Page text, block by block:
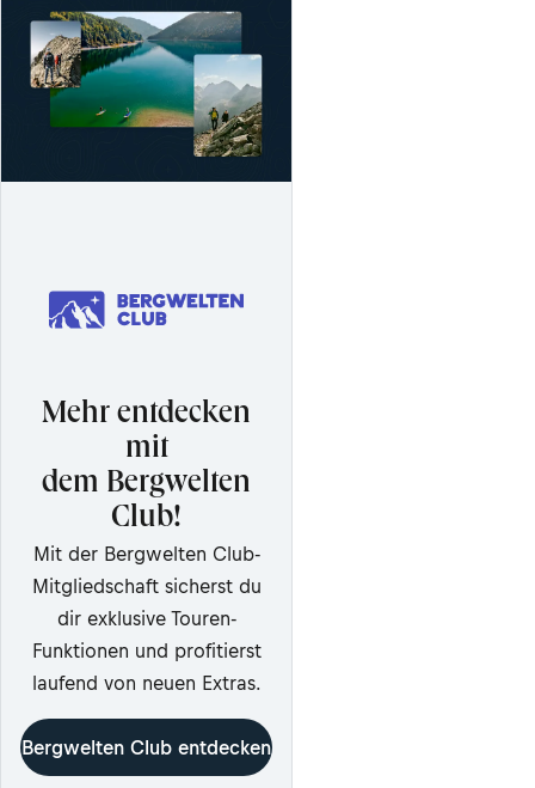
Mehr entdecken
mit
dem Bergwelten
Club!
Mit der Bergwelten Club-
Mitgliedschaft sicherst du
dir exklusive Touren-
Funktionen und profitierst
laufend von neuen Extras.
Bergwelten Club entdecken